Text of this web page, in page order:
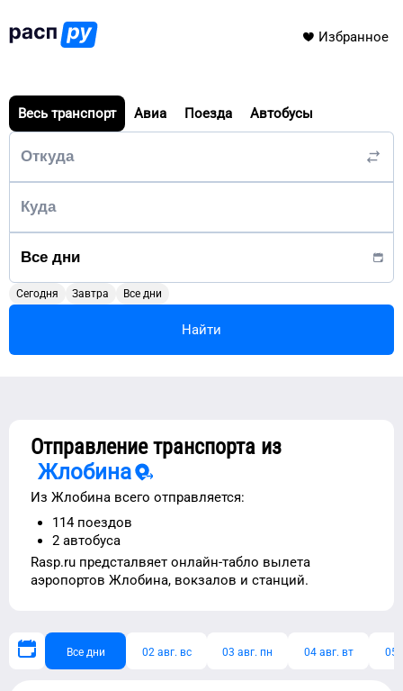
Избранное
Весь транспорт Авиа Поезда Автобусы
Сегодня Завтра Все дни
Найти
Отправление транспорта из
Жлобина
Из Жлобина всего отправляется:
114 поездов
2 автобуса
Rasp.ru предсталвяет онлайн-табло вылета
аэропортов Жлобина, вокзалов и станций.
Все дни 02 авг. вс 03 авг. пн 04 авг. вт 05